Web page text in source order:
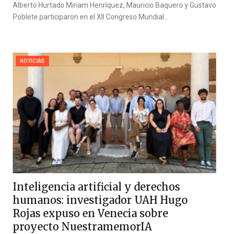
Alberto Hurtado Miriam Henríquez, Mauricio Baquero y Gustavo
Poblete participaron en el XII Congreso Mundial…
NOTICIAS
Inteligencia artificial y derechos
humanos: investigador UAH Hugo
Rojas expuso en Venecia sobre
proyecto NuestramemorIA